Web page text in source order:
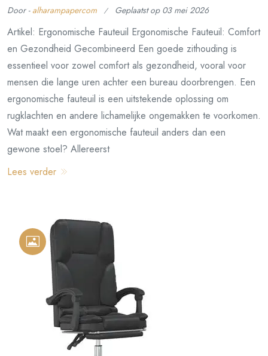
Door - alharampapercom Geplaatst op 03 mei 2026
Artikel: Ergonomische Fauteuil Ergonomische Fauteuil: Comfort
en Gezondheid Gecombineerd Een goede zithouding is
essentieel voor zowel comfort als gezondheid, vooral voor
mensen die lange uren achter een bureau doorbrengen. Een
ergonomische fauteuil is een uitstekende oplossing om
rugklachten en andere lichamelijke ongemakken te voorkomen.
Wat maakt een ergonomische fauteuil anders dan een
gewone stoel? Allereerst
Lees verder